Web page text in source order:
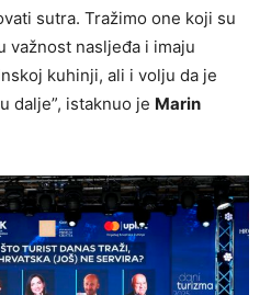
sutra. Tražimo one koji su
važnost nasljeđa i imaju
kuhinji, ali i volju da je
dalje”, istaknuo je Marin